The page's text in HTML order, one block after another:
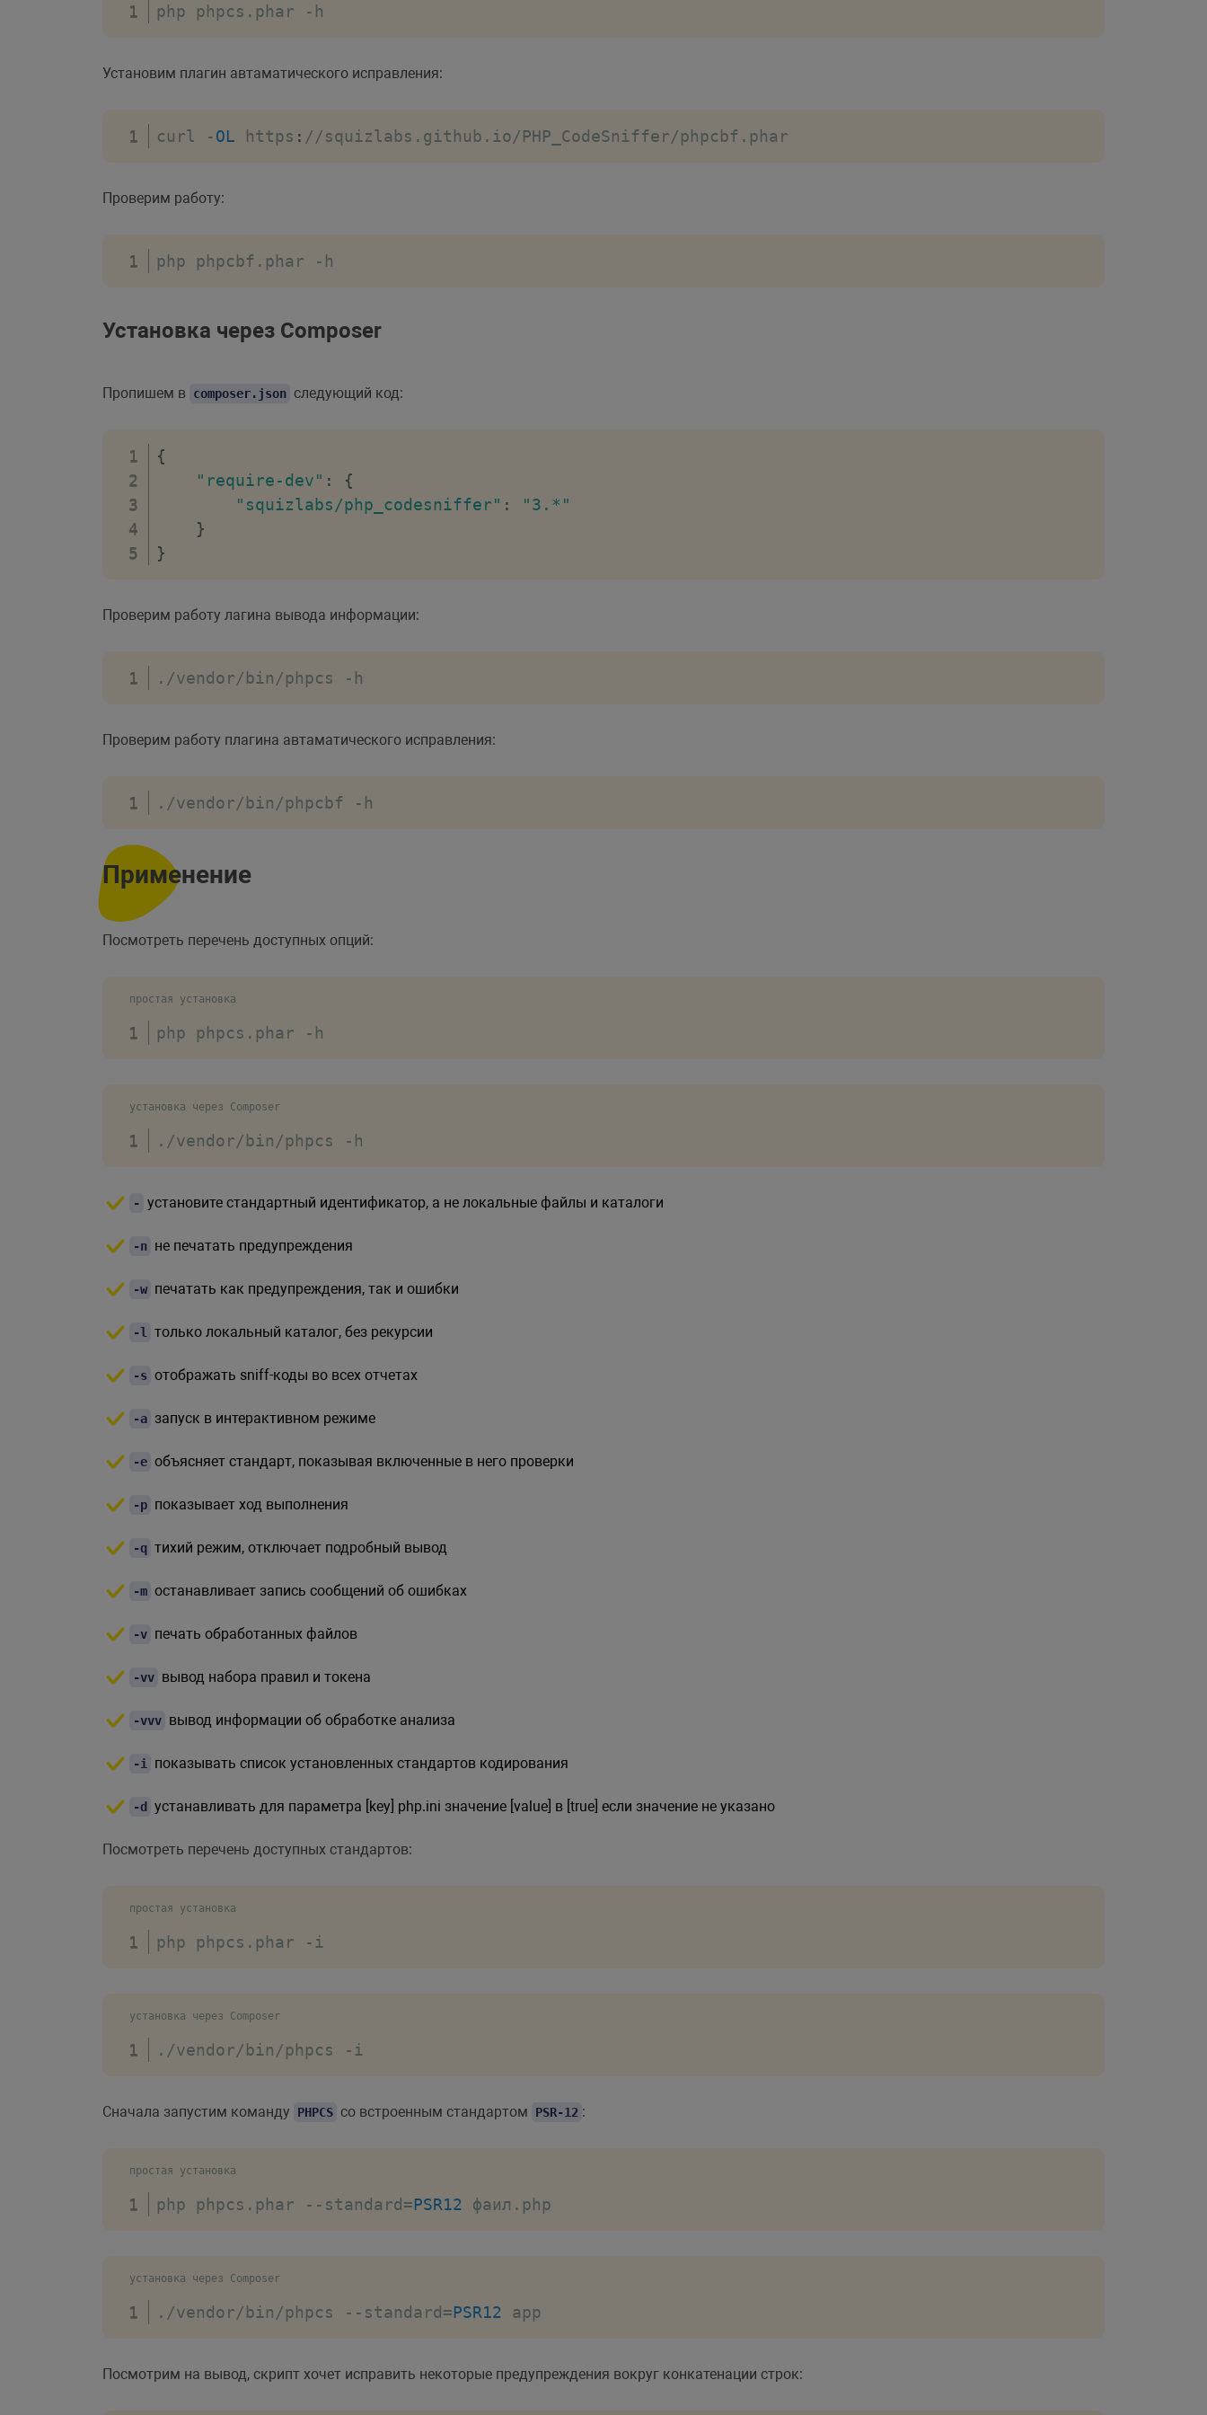
php phpcs . phar - h
Установим плагин автаматического исправления:
curl -OL https : //squizlabs.github.io/PHP_CodeSniffer/phpcbf.phar
Проверим работу:
php phpcbf . phar - h
Установка через Composer
Пропишем в composer.json следующий код:
{
"require-dev" :
{
"squizlabs/php_codesniffer" :
"3.*"
}
}
Проверим работу лагина вывода информации:
. /vendor/ bin/phpcs - h
Проверим работу плагина автаматического исправления:
. /vendor/ bin/phpcbf - h
Применение
Посмотреть перечень доступных опций:
простая установка
php phpcs . phar - h
установка через Composer
. /vendor/ bin/phpcs - h
- установите стандартный идентификатор, а не локальные файлы и каталоги
-n не печатать предупреждения
-w печатать как предупреждения, так и ошибки
-l только локальный каталог, без рекурсии
-s отображать sniff-коды во всех отчетах
-a запуск в интерактивном режиме
-e объясняет стандарт, показывая включенные в него проверки
-p показывает ход выполнения
-q тихий режим, отключает подробный вывод
-m останавливает запись сообщений об ошибках
-v печать обработанных файлов
-vv вывод набора правил и токена
-vvv вывод информации об обработке анализа
-i показывать список установленных стандартов кодирования
-d устанавливать для параметра [key] php.ini значение [value] в [true] если значение не указано
Посмотреть перечень доступных стандартов:
простая установка
php phpcs . phar -i
установка через Composer
. /vendor/ bin/phpcs -i
Сначала запустим команду PHPCS со встроенным стандартом PSR-12 :
простая установка
php phpcs . phar -- standard=PSR12 фаил . php
установка через Composer
. /vendor/ bin/phpcs -- standard=PSR12 app
Посмотрим на вывод, скрипт хочет исправить некоторые предупреждения вокруг конкатенации строк: